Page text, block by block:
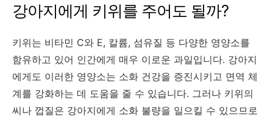
강아지에게 키위를 주어도 될까?
키위는 비타민 C와 E, 칼륨, 섬유질 등 다양한 영양소를
함유하고 있어 인간에게 매우 이로운 과일입니다. 강아지
에게도 이러한 영양소는 소화 건강을 증진시키고 면역 체
계를 강화하는 데 도움을 줄 수 있습니다. 그러나 키위의
씨나 껍질은 강아지에게 소화 불량을 일으킬 수 있으므로